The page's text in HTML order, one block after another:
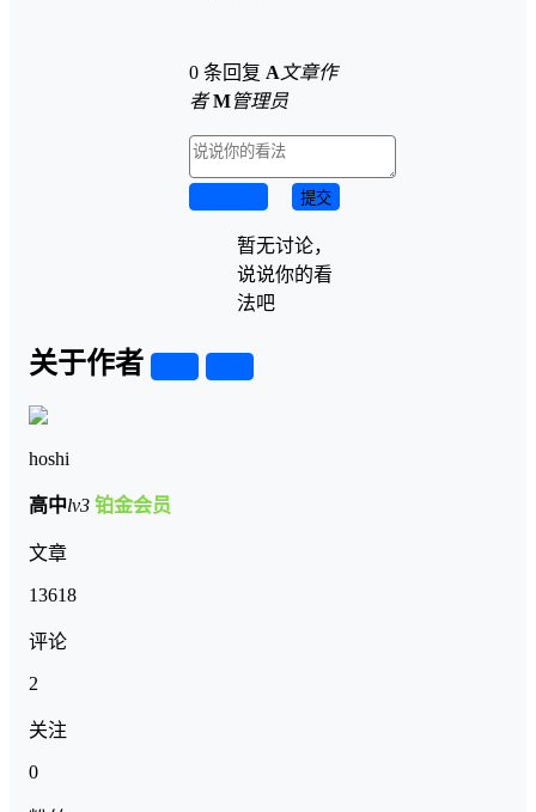
0 条回复 A 文章作
者 M管理员
提交
暂无讨论，
说说你的看
法吧
关于作者
hoshi
高中lv3 铂金会员
文章
13618
评论
2
关注
0